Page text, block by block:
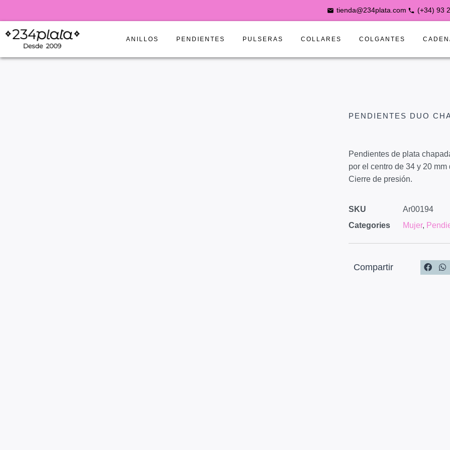
tienda@234plata.com (+34) 93
ANILLOS PENDIENTES PULSERAS COLLARES COLGANTES
PENDIENTES DUO
Pendientes de plata
por el centro de 34 y 20
Cierre de presión.
SKU
Ar00194
Categories
Mujer,
Compartir